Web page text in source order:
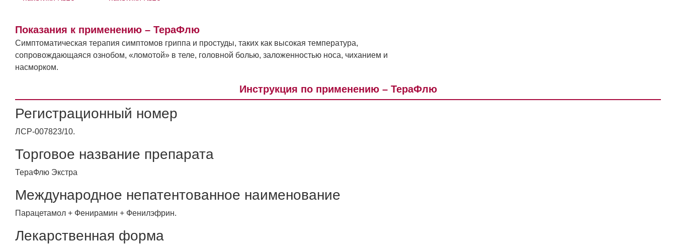
Показания к применению – ТераФлю
Симптоматическая терапия симптомов гриппа и простуды, таких как высокая температура,
сопровождающаяся ознобом, «ломотой» в теле, головной болью, заложенностью носа, чиханием и
насморком.
Инструкция по применению – ТераФлю
Регистрационный номер
ЛСР-007823/10.
Торговое название препарата
ТераФлю Экстра
Международное непатентованное наименование
Парацетамол + Фенирамин + Фенилэфрин.
Лекарственная форма